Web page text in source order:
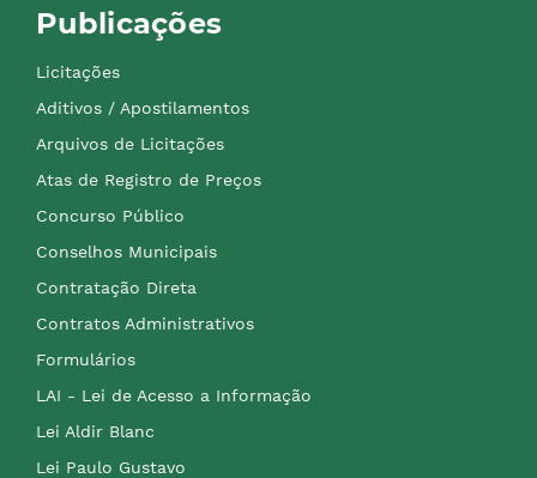
Publicações
Licitações
Aditivos / Apostilamentos
Arquivos de Licitações
Atas de Registro de Preços
Concurso Público
Conselhos Municipais
Contratação Direta
Contratos Administrativos
Formulários
LAI - Lei de Acesso a Informação
Lei Aldir Blanc
Lei Paulo Gustavo